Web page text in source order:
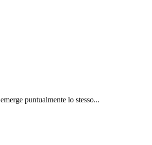
puntualmente lo stesso...